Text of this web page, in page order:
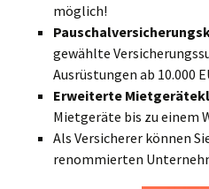
möglich!
gewählte
Ausrüstungen ab 10.000
Erweiterte
Mietgeräte bis zu einem
Als Versicherer können
renommierten